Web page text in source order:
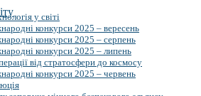
у світі
конкурси 2025 – вересень
конкурси 2025 – серпень
конкурси 2025 – липень
від стратосфери до космосу
конкурси 2025 – червень